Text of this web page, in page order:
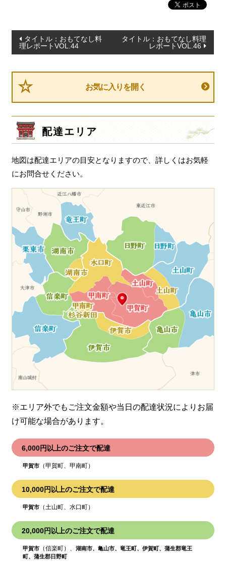
投
稿
ゲ
ー
シ
ョ
タイトル：おもてなし料
理レポートVOL.44
タイトル：おもてなし料理
レポートVOL.46
お気に入りを開く
配達エリア
地図は配達エリアの目安となりますので、詳しくはお気軽
にお問合せください。
※エリア外でもご注文金額や当日の配達状況により お届
け可能な場合があります。
6,000円以上のご注文で配達
甲賀市 （甲賀町、甲南町）
10,000円以上のご注文で配達
甲賀市 （土山町、水口町）
20,000円以上のご注文で配達
甲賀市 （信楽町）、湖南市、亀山市、竜王町、伊賀町、蒲生郡竜王
町、蒲生郡日野町